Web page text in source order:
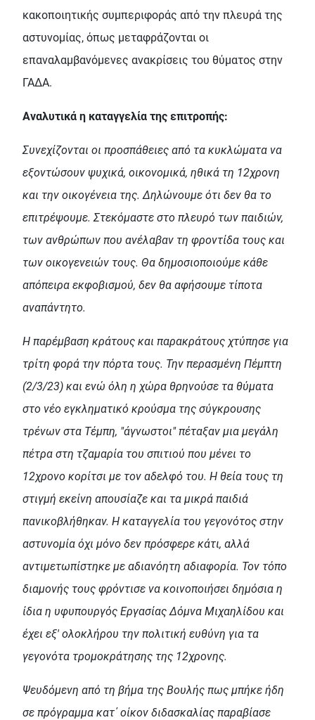
κακοποιητικής συμπεριφοράς από την πλευρά της
αστυνομίας, όπως μεταφράζονται οι
επαναλαμβανόμενες ανακρίσεις του θύματος στην
ΓΑΔΑ.
Αναλυτικά η καταγγελία της επιτροπής:
Συνεχίζονται οι προσπάθειες από τα κυκλώματα να
εξοντώσουν ψυχικά, οικονομικά, ηθικά τη 12χρονη
και την οικογένεια της. Δηλώνουμε ότι δεν θα το
επιτρέψουμε. Στεκόμαστε στο πλευρό των παιδιών,
των ανθρώπων που ανέλαβαν τη φροντίδα τους και
των οικογενειών τους. Θα δημοσιοποιούμε κάθε
απόπειρα εκφοβισμού, δεν θα αφήσουμε τίποτα
αναπάντητο.
Η παρέμβαση κράτους και παρακράτους χτύπησε για
τρίτη φορά την πόρτα τους. Την περασμένη Πέμπτη
(2/3/23) και ενώ όλη η χώρα θρηνούσε τα θύματα
στο νέο εγκληματικό κρούσμα της σύγκρουσης
τρένων στα Τέμπη, "άγνωστοι" πέταξαν μια μεγάλη
πέτρα στη τζαμαρία του σπιτιού που μένει το
12χρονο κορίτσι με τον αδελφό του. Η θεία τους τη
στιγμή εκείνη απουσίαζε και τα μικρά παιδιά
πανικοβλήθηκαν. Η καταγγελία του γεγονότος στην
αστυνομία όχι μόνο δεν πρόσφερε κάτι, αλλά
αντιμετωπίστηκε με αδιανόητη αδιαφορία. Τον τόπο
διαμονής τους φρόντισε να κοινοποιήσει δημόσια η
ίδια η υφυπουργός Εργασίας Δόμνα Μιχαηλίδου και
έχει εξ' ολοκλήρου την πολιτική ευθύνη για τα
γεγονότα τρομοκράτησης της 12χρονης.
Ψευδόμενη από τη βήμα της Βουλής πως μπήκε ήδη
σε πρόγραμμα κατ΄ οίκον διδασκαλίας παραβίασε